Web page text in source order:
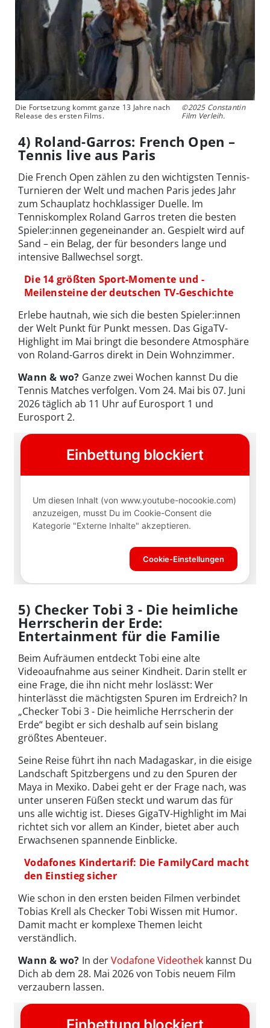
Die Fortsetzung kommt ganze 13 Jahre nach
Release des ersten Films.
©2025 Constantin
Film Verleih.
4) Roland-Garros: French Open –
Tennis live aus Paris
Die French Open zählen zu den wichtigsten Tennis-
Turnieren der Welt und machen Paris jedes Jahr
zum Schauplatz hochklassiger Duelle. Im
Tenniskomplex Roland Garros treten die besten
Spieler:innen gegeneinander an. Gespielt wird auf
Sand – ein Belag, der für besonders lange und
intensive Ballwechsel sorgt.
Die 14 größten Sport-Momente und -
Meilensteine der deutschen TV-Geschichte
Erlebe hautnah, wie sich die besten Spieler:innen
der Welt Punkt für Punkt messen. Das GigaTV-
Highlight im Mai bringt die besondere Atmosphäre
von Roland-Garros direkt in Dein Wohnzimmer.
Wann & wo? Ganze zwei Wochen kannst Du die
Tennis Matches verfolgen. Vom 24. Mai bis 07. Juni
2026 täglich ab 11 Uhr auf Eurosport 1 und
Eurosport 2.
5) Checker Tobi 3 - Die heimliche
Herrscherin der Erde:
Entertainment für die Familie
Beim Aufräumen entdeckt Tobi eine alte
Videoaufnahme aus seiner Kindheit. Darin stellt er
eine Frage, die ihn nicht mehr loslässt: Wer
hinterlässt die mächtigsten Spuren im Erdreich? In
„Checker Tobi 3 - Die heimliche Herrscherin der
Erde“ begibt er sich deshalb auf sein bislang
größtes Abenteuer.
Seine Reise führt ihn nach Madagaskar, in die eisige
Landschaft Spitzbergens und zu den Spuren der
Maya in Mexiko. Dabei geht er der Frage nach, was
unter unseren Füßen steckt und warum das für
uns alle wichtig ist. Dieses GigaTV-Highlight im Mai
richtet sich vor allem an Kinder, bietet aber auch
Erwachsenen spannende Einblicke.
Vodafones Kindertarif: Die FamilyCard macht
den Einstieg sicher
Wie schon in den ersten beiden Filmen verbindet
Tobias Krell als Checker Tobi Wissen mit Humor.
Damit macht er komplexe Themen leicht
verständlich.
Wann & wo? In derVodafone Videothekkannst Du
Dich ab dem 28. Mai 2026 von Tobis neuem Film
verzaubern lassen.